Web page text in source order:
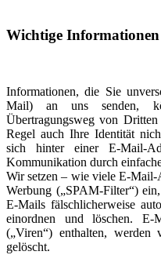
Wichtige
Informationen, die Sie
Mail) an uns senden,
Übertragungsweg von
Regel auch Ihre Identität
sich hinter einer E-Mail-
Kommunikation durch
Wir setzen – wie viele E-Mail-
Werbung („SPAM-Filter“)
E-Mails fälschlicherweise
einordnen und löschen. E-
(„Viren“) enthalten,
gelöscht.